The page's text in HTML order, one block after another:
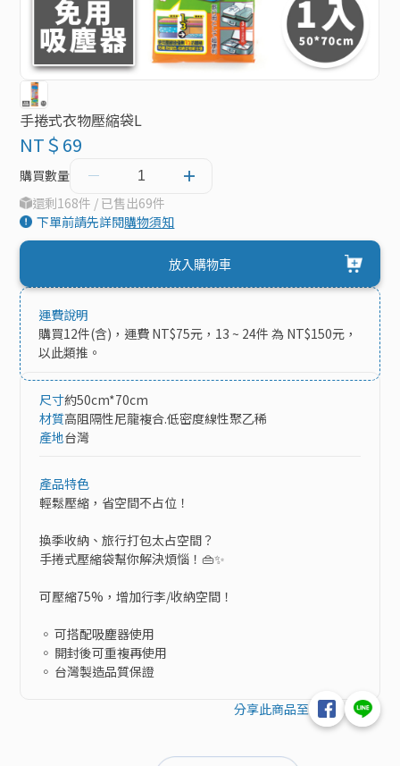
手捲式衣物壓縮袋L
NT＄69
購買數量
還剩168件 / 已售出69件
下單前請先詳閱購物須知
放入購物車
運費說明
購買12件(含)，運費 NT$75元，13 ~ 24件 為 NT$150元，
以此類推。
尺寸約50cm*70cm
材質高阻隔性尼龍複合.低密度線性聚乙稀
產地台灣
產品特色
輕鬆壓縮，省空間不占位！
換季收納、旅行打包太占空間？
手捲式壓縮袋幫你解決煩惱！👜✨
可壓縮75%，增加行李/收納空間！
◦ 可搭配吸塵器使用
◦ 開封後可重複再使用
◦ 台灣製造品質保證
分享此商品至